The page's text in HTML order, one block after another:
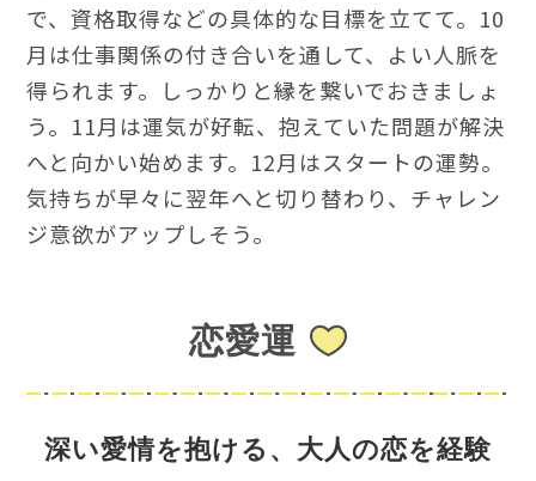
で、資格取得などの具体的な目標を立てて。10
月は仕事関係の付き合いを通して、よい人脈を
得られます。しっかりと縁を繋いでおきましょ
う。11月は運気が好転、抱えていた問題が解決
へと向かい始めます。12月はスタートの運勢。
気持ちが早々に翌年へと切り替わり、チャレン
ジ意欲がアップしそう。
恋愛運
深い愛情を抱ける、大人の恋を経験